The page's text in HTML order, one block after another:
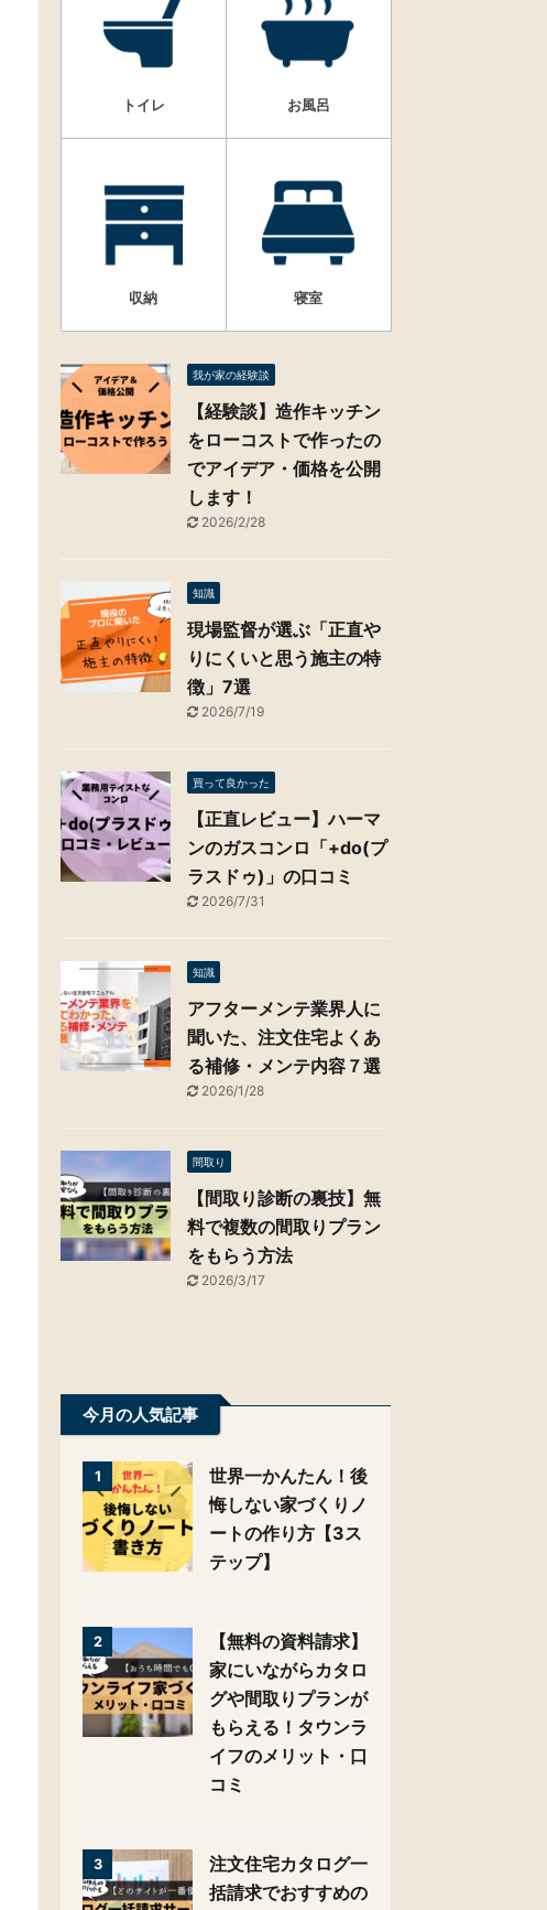
トイレ お風呂
収納 寝室
我が家の経験談
【経験談】造作キッチン
をローコストで作ったの
でアイデア・価格を公開
します！
2026/2/28
知識
現場監督が選ぶ「正直や
りにくいと思う施主の特
徴」7選
2026/7/19
買って良かった
【正直レビュー】ハーマ
ンのガスコンロ「+do(プ
ラスドゥ)」の口コミ
2026/7/31
知識
アフターメンテ業界人に
聞いた、注文住宅よくあ
る補修・メンテ内容７選
2026/1/28
間取り
【間取り診断の裏技】無
料で複数の間取りプラン
をもらう方法
2026/3/17
今月の人気記事
1
世界一かんたん！後
悔しない家づくりノ
ートの作り方【3ス
テップ】
2
【無料の資料請求】
家にいながらカタロ
グや間取りプランが
もらえる！タウンラ
イフのメリット・口
コミ
3
注文住宅カタログ一
括請求でおすすめの